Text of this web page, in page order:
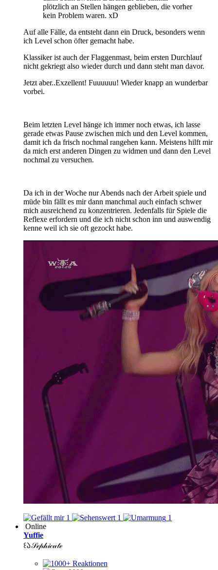
plötzlich an Stellen hängen geblieben, die vorher
kein Problem waren. xD
Auf alle Fälle, da entsteht dann ein Druck, besonders wenn
ich Level schon öfter gemacht habe.
Klassiker ist auch der Flaggenmast, beim ersten Durchlauf
nicht gekriegt also wieder durch und dann steht man davor.
Jetzt aber..Exzellent! Fuuuuuu! Wieder knapp an wunderbar
vorbei.
Beim letzten Level hänge ich immer noch etwas, ich lasse
gerade etwas Pause zwischen mich und den Level kommen,
damit ich da frisch nochmal rangehen kann. Meistens hilft mir
da mich erst anderen Dingen zu widmen und dann den Level
nochmal zu versuchen.
Da ich in der Woche nur Abends nach der Arbeit spiele und
müde bin fällt es mir dann manchmal auch einfach schwer
mich ausreichend zu konzentrieren. Jedenfalls für Spiele die
Reflexe erfordern und die ich nicht schon inn und auswendig
kenne weil ich sie oft gezockt habe.
1 1
1
Online
Yuffie
꒰𑁬𝒮ℯ𝓅𝒽𝒾𝒸𝓊𝓉ℯ